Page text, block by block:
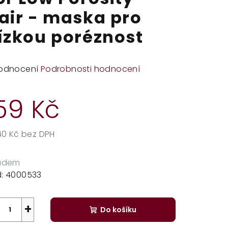
- maska pro
poréznost
Podrobnosti hodnocení
Kč
Kč bez DPH
4000533
+ Do košíku